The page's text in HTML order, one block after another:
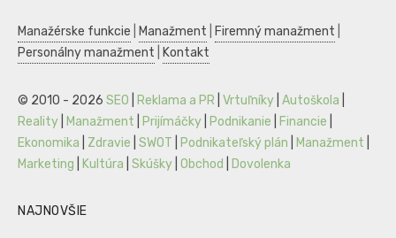
Manažérske funkcie Manažment Firemný manažment
Personálny manažment
Kontakt
© 2010 - 2026 SEO Reklama a PR Vrtuľníky Autoškola
Reality
Manažment Prijímáčky Podnikanie Financie
Ekonomika
Zdravie SWOT Podnikateľský plán Manažment
Marketing
Kultúra Skúšky Obchod Dovolenka
NAJNOVŠIE